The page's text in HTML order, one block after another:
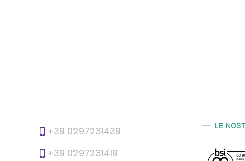
+39 0297231439
+39 0297231419